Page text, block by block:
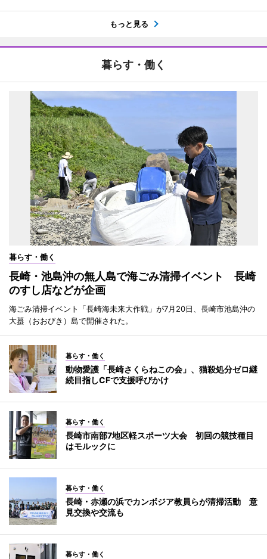
もっと見る
暮らす・働く
暮らす・働く
長崎・池島沖の無人島で海ごみ清掃イベント 長崎
のすし店などが企画
海ごみ清掃イベント「長崎海未来大作戦」が7月20日、長崎市池島沖の
大蟇（おおびき）島で開催された。
暮らす・働く
動物愛護「長崎さくらねこの会」、猫殺処分ゼロ継
続目指しCFで支援呼びかけ
暮らす・働く
長崎市南部7地区軽スポーツ大会 初回の競技種目
はモルックに
暮らす・働く
長崎・赤瀬の浜でカンボジア教員らが清掃活動 意
見交換や交流も
暮らす・働く